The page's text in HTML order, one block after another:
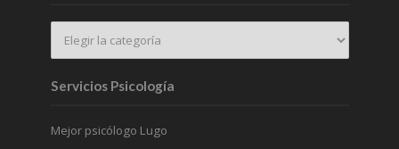
Servicios Psicología
Mejor psicólogo Lugo